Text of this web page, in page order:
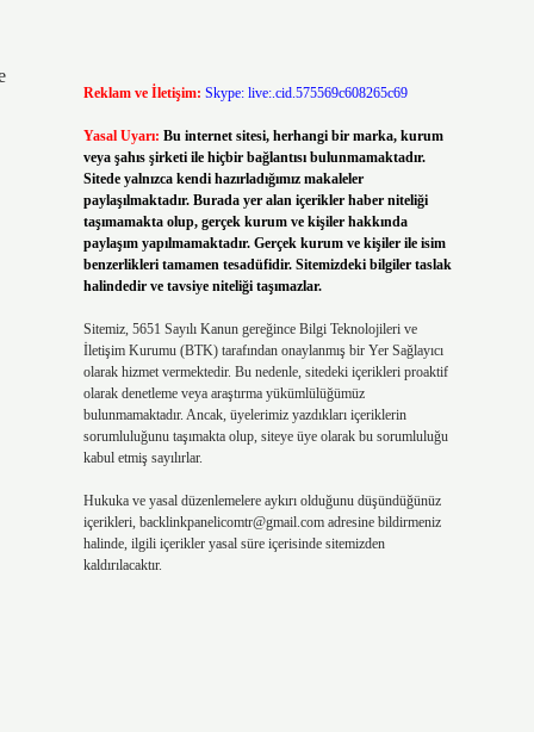
Reklam ve İletişim: Skype: live:.cid.575569c608265c69
Yasal Uyarı: Bu internet sitesi, herhangi bir marka, kurum
veya şahıs şirketi ile hiçbir bağlantısı bulunmamaktadır.
Sitede yalnızca kendi hazırladığımız makaleler
paylaşılmaktadır. Burada yer alan içerikler haber niteliği
taşımamakta olup, gerçek kurum ve kişiler hakkında
paylaşım yapılmamaktadır. Gerçek kurum ve kişiler ile isim
benzerlikleri tamamen tesadüfidir. Sitemizdeki bilgiler taslak
halindedir ve tavsiye niteliği taşımazlar.
Sitemiz, 5651 Sayılı Kanun gereğince Bilgi Teknolojileri ve
İletişim Kurumu (BTK) tarafından onaylanmış bir Yer Sağlayıcı
olarak hizmet vermektedir. Bu nedenle, sitedeki içerikleri proaktif
olarak denetleme veya araştırma yükümlülüğümüz
bulunmamaktadır. Ancak, üyelerimiz yazdıkları içeriklerin
sorumluluğunu taşımakta olup, siteye üye olarak bu sorumluluğu
kabul etmiş sayılırlar.
Hukuka ve yasal düzenlemelere aykırı olduğunu düşündüğünüz
içerikleri, backlinkpanelicomtr@gmail.comadresine bildirmeniz
halinde, ilgili içerikler yasal süre içerisinde sitemizden
kaldırılacaktır.